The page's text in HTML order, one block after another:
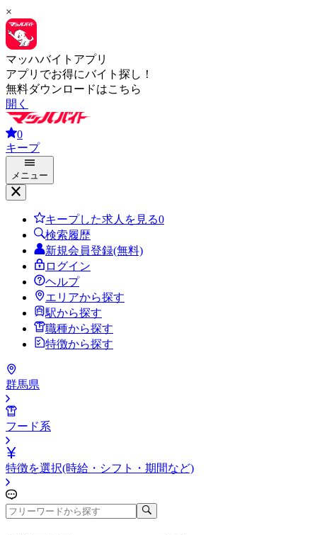
×
マッハバイトアプリ
アプリでお得にバイト探し！
無料ダウンロードはこちら
開く
0
キープ
メニュー
キープした求人を見る0
検索履歴
新規会員登録(無料)
ログイン
ヘルプ
エリアから探す
駅から探す
職種から探す
特徴から探す
群馬県
フード系
特徴を選択(時給・シフト・期間など)